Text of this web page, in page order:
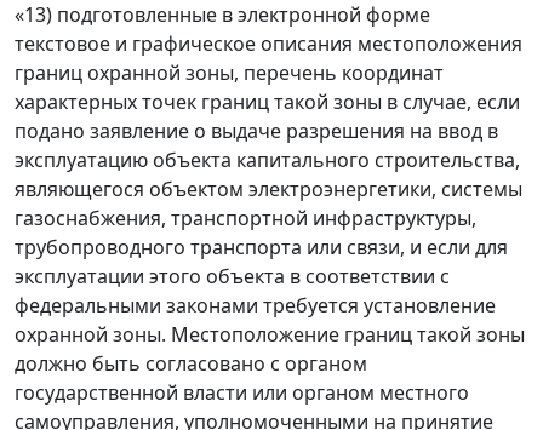
«13) подготовленные в электронной форме
текстовое и графическое описания местоположения
границ охранной зоны, перечень координат
характерных точек границ такой зоны в случае, если
подано заявление о выдаче разрешения на ввод в
эксплуатацию объекта капитального строительства,
являющегося объектом электроэнергетики, системы
газоснабжения, транспортной инфраструктуры,
трубопроводного транспорта или связи, и если для
эксплуатации этого объекта в соответствии с
федеральными законами требуется установление
охранной зоны. Местоположение границ такой зоны
должно быть согласовано с органом
государственной власти или органом местного
самоуправления, уполномоченными на принятие